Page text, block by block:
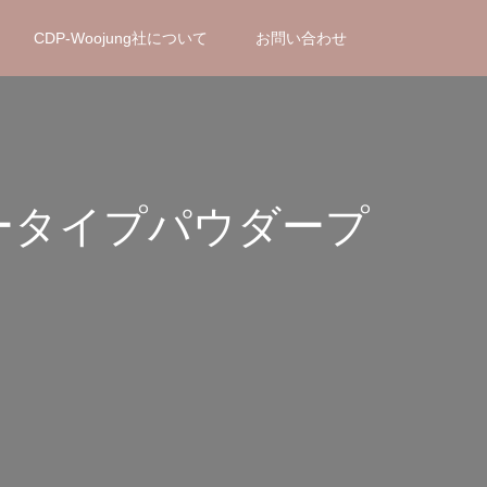
CDP-Woojung社について お問い合わせ
イプパウダープ